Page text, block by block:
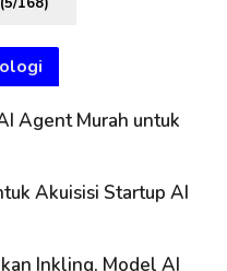
Agent Murah untuk
Akuisisi Startup AI
Inkling, Model AI